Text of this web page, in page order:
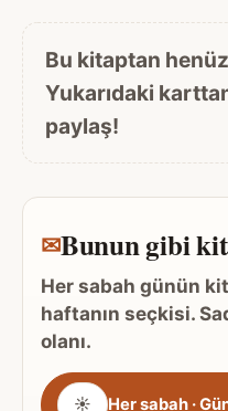
Bu kitaptan
Yukarıdaki
paylaş!
✉Bunun gibi
Her sabah günün
haftanın seçkisi.
olanı.
Gönderim
☀ Her sabah ·